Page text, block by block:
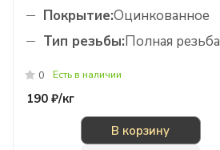
Покрытие:Оцинкованное
Тип резьбы:Полная резьба
0 Есть в наличии
190 ₽/кг
В корзину